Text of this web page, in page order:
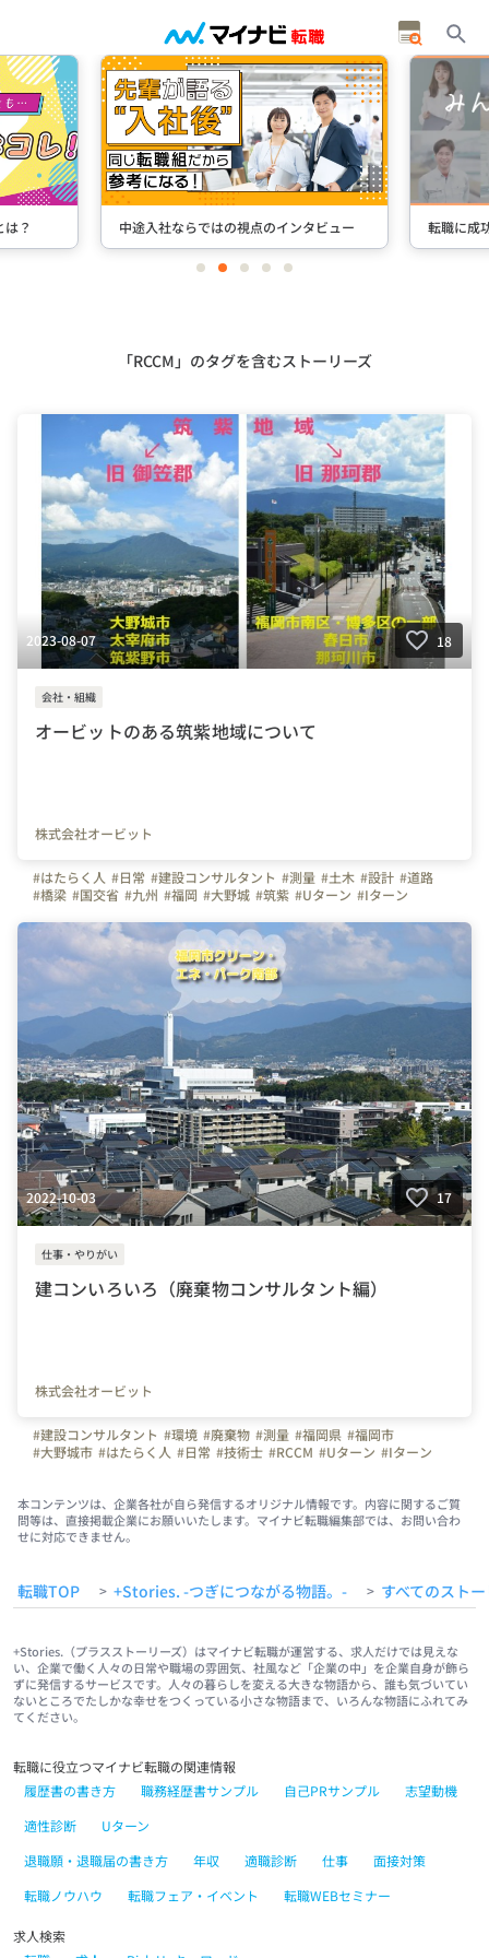
？ 中途入社ならではの視点のインタビュー 転職に成
itemitemitemitemitem
「RCCM」のタグを含むストーリーズ
2023-08-07 18
会社・組織
オービットのある筑紫地域について
株式会社オービット
#はたらく人 #日常 #建設コンサルタント #測量 #土木 #設計 #道路
#橋梁 #国交省 #九州 #福岡 #大野城 #筑紫 #Uターン #Iターン
2022-10-03 17
仕事・やりがい
建コンいろいろ（廃棄物コンサルタント編）
株式会社オービット
#建設コンサルタント #環境 #廃棄物 #測量 #福岡県 #福岡市
#大野城市 #はたらく人 #日常 #技術士 #RCCM #Uターン #Iターン
本コンテンツは、企業各社が自ら発信するオリジナル情報です。内容に関するご質
問等は、直接掲載企業にお願いいたします。マイナビ転職編集部では、お問い合わ
せに対応できません。
転職TOP > +Stories. -つぎにつながる物語。- > すべてのスト
+Stories.（プラスストーリーズ）はマイナビ転職が運営する、求人だけでは見えな
い、企業で働く人々の日常や職場の雰囲気、社風など「企業の中」を企業自身が飾ら
ずに発信するサービスです。人々の暮らしを変える大きな物語から、誰も気づいてい
ないところでたしかな幸せをつくっている小さな物語まで、いろんな物語にふれてみ
てください。
転職に役立つマイナビ転職の関連情報
履歴書の書き方
職務経歴書サンプル 自己PRサンプル
志望動機
適性診断
Uターン
退職願・退職届の書き方
年収 適職診断 仕事
面接対策
転職ノウハウ
転職フェア・イベント 転職WEBセミナー
求人検索